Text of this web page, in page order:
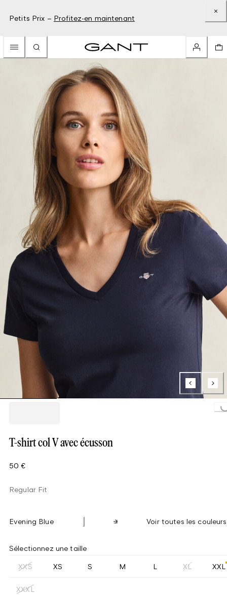
Petits Prix – Profitez-en maintenant
Loading...
T-shirt col V avec écusson
50 €
Regular Fit
Evening Blue Voir toutes les
Sélectionnez une taille
XXS XS S M L XL XXL
XXXL